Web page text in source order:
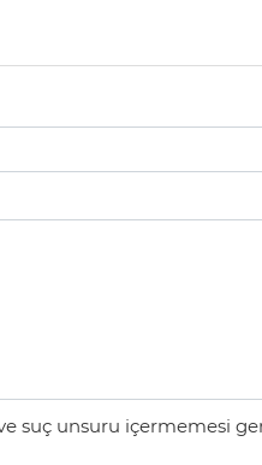
suç unsuru içermemesi